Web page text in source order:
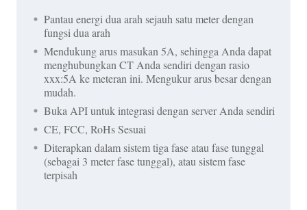
Pantau energi dua arah sejauh satu meter dengan
fungsi dua arah
Mendukung arus masukan 5A, sehingga Anda dapat
menghubungkan CT Anda sendiri dengan rasio
xxx:5A ke meteran ini. Mengukur arus besar dengan
mudah.
Buka API untuk integrasi dengan server Anda sendiri
CE, FCC, RoHs Sesuai
Diterapkan dalam sistem tiga fase atau fase tunggal
(sebagai 3 meter fase tunggal), atau sistem fase
terpisah